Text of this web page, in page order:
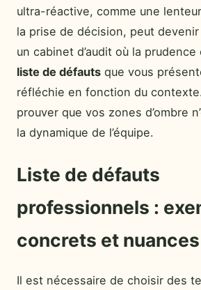
ultra-réactive, comme une
la prise de décision, peut
un cabinet d’audit où la
liste de défauts que vous
réfléchie en fonction du
prouver que vos zones d’ombre
la dynamique de l’équipe.
Liste de défauts
professionnels :
concrets et nuances
Il est nécessaire de choisir des